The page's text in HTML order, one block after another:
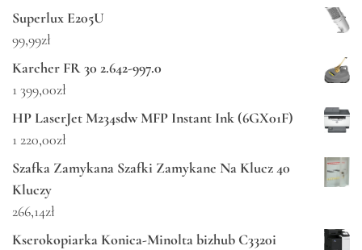
Superlux E205U
99,99zł
Karcher FR 30 2.642-997.0
1 399,00zł
HP LaserJet M234sdw MFP Instant Ink (6GX01F)
1 220,00zł
Szafka Zamykana Szafki Zamykane Na Klucz 40
Kluczy
266,14zł
Kserokopiarka Konica-Minolta bizhub C3320i